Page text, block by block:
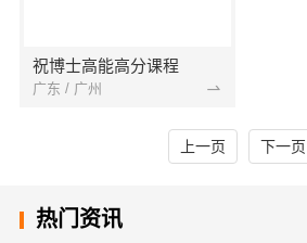
祝博士高能高分课程
广东 / 广州
上一页 下一页
热门资讯